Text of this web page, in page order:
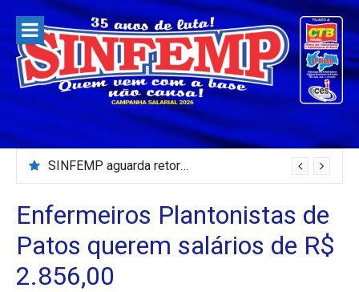
para
conteúdo
SINFEMP aguarda retorno as demandas dos servidores de Patos até dia 13 de agosto
Enfermeiros Plantonistas de
Patos querem salários de R$
2.856,00